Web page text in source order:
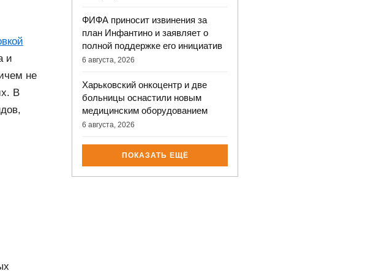
и
не
В
ФИФА приносит извинения за
план Инфантино и заявляет о
полной поддержке его инициатив
6 августа, 2026
Харьковский онкоцентр и две
больницы оснастили новым
медицинским оборудованием
6 августа, 2026
ПОКАЗАТЬ ЕЩЁ